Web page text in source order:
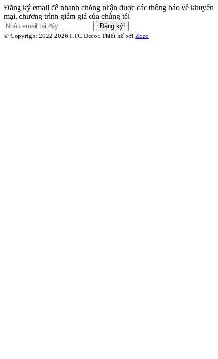
Đăng ký email để nhanh chóng nhận được các thông báo về khuyến
mại, chương trình giảm giá của chúng tôi
Đăng ký!
© Copyright 2022-2026 HTC Decor. Thiết kế bởi Zozo